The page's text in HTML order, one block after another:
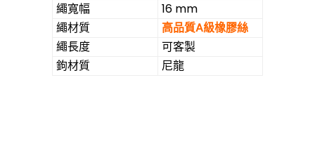
繩寬幅
16 mm
繩材質
高品質A級橡膠絲
繩長度
可客製
鉤材質
尼龍